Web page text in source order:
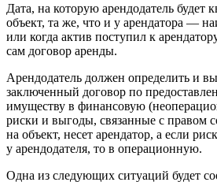
Дата, на которую арендодатель будет
объект, та же, что и у арендатора —
или когда актив поступил к
сам договор аренды.
Арендодатель должен определить и
заключенный договор по
имуществу в финансовую
риски и выгоды, связанные с правом
на объект, несет арендатор, а если
у арендодателя, то в операционную.
Одна из следующих ситуаций будет